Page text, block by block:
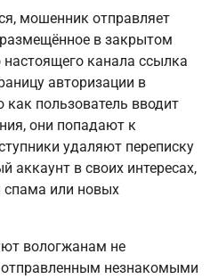
мошенник отправляет
в закрытом
канала ссылка
авторизации в
как пользователь вводит
они попадают к
удаляют переписку
аккаунт в своих интересах,
спама или новых
вологжанам не
отправленным незнакомыми